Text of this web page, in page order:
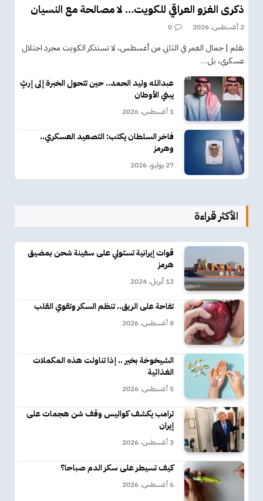
ذكرى الغزو العراقي للكويت… لا مصالحة مع النسيان
2 أغسطس، 2026 0
بقلم | جمال العمر في الثاني من أغسطس، لا تستذكر الكويت مجرد احتلال
عسكري، بل…
عبدالله وليد الحمد.. حين تتحول الخبرة إلى إرثٍ
يبني الأوطان
1 أغسطس، 2026
فاخر السلطان يكتب: التصعيد العسكري..
وهرمز
27 يوليو، 2026
الأكثر قراءة
قوات إيرانية تستولي على سفينة شحن بمضيق
هرمز
13 أبريل، 2024
تفاحة على الريق.. تنظم السكر وتقوي القلب
8 أغسطس، 2026
الشيخوخة بخير .. إذا تناولت هذه المكملات
الغذائية
5 أغسطس، 2026
ترامب يكشف كواليس وقف شن هجمات على
إيران
3 أغسطس، 2026
كيف تسيطر على سكر الدم صباحا؟
6 أغسطس، 2026